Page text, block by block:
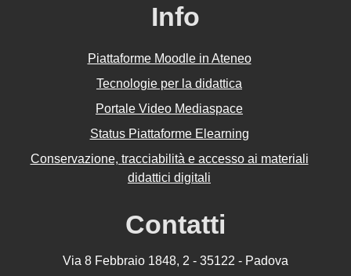
Info
Piattaforme Moodle in Ateneo
Tecnologie per la didattica
Portale Video Mediaspace
Status Piattaforme Elearning
Conservazione, tracciabilità e accesso ai materiali
didattici digitali
Contatti
Via 8 Febbraio 1848, 2 - 35122 - Padova